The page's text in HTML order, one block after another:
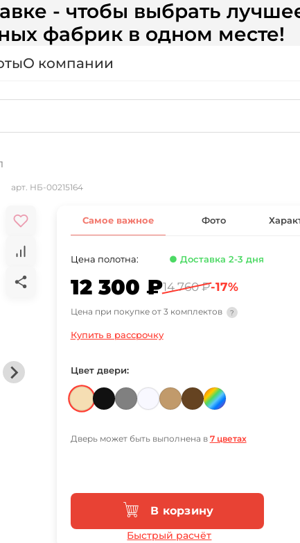
- чтобы выбрать
фабрик в одном месте!
О компании
арт. НБ-00215164
Самое важное Фото
Цена полотна: ● Доставка 2-3 дня
12 300 ₽14 760 ₽-17%
Цена при покупке от 3 комплектов ?
Купить в рассрочку
Цвет двери:
Дверь может быть выполнена в 7 цветах
В корзину
Быстрый расчёт